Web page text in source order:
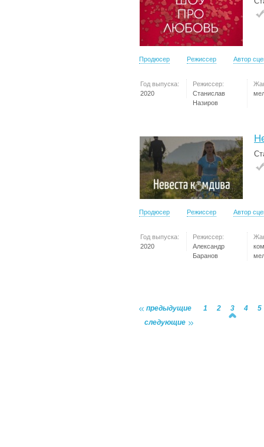
Продюсер Режиссер Автор
Год выпуска:
2020
Режиссер:
Станислав
Назиров
Продюсер Режиссер Автор
Год выпуска:
2020
Режиссер:
Александр
Баранов
предыдущие 1 2 3 4
5
следующие